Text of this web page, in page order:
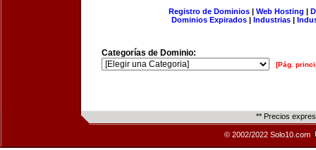
Registro de Dominios| Web Hosting |
Dominios Expirados | Industrias |
Categorías de Dominio:
[Pág.
** Precios
© 2002/2022 Solo10.com